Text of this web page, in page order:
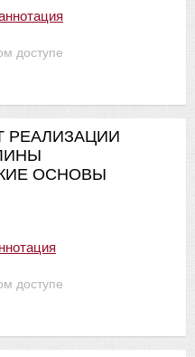
доступе
доступе
РЕАЛИЗАЦИИ
ОСНОВЫ